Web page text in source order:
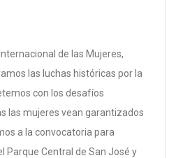
de las Mujeres,
las luchas históricas por la
con los desafíos
las mujeres vean garantizados
a la convocatoria para
Parque Central de San José y